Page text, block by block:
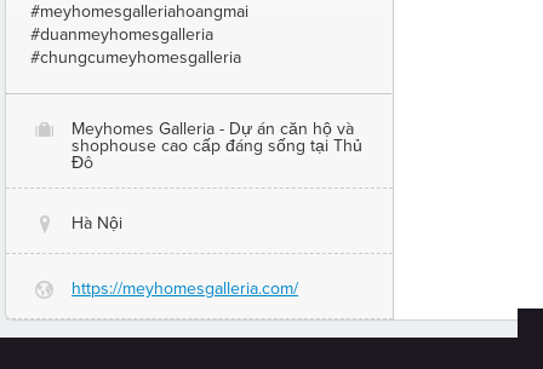
#meyhomesgalleriahoangmai
#duanmeyhomesgalleria
#chungcumeyhomesgalleria
O
Meyhomes Galleria - Dự án căn hộ và
shophouse cao cấp đáng sống tại Thủ
Đô
@ Hà Nội
G https://meyhomesgalleria.com/